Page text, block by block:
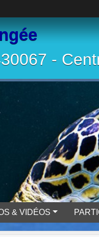
-
& VIDÉOS